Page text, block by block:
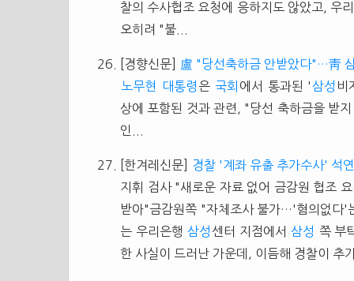
찰의 수사협조 요청에 응하지도 않았고, 우
오히려 "불...
[경향신문]
盧 "당선축하금 안받았다"…靑
노무현
대통령 은 국회 에서 통과된 '삼성 비
상에 포함된 것과 관련, "당선 축하금을 받
인...
[한겨레신문]
경찰 '계좌 유출 추가수사' 석
지휘 검사 "새로운 자료 없어 금감원 협조
받아"금감원쪽 "자체조사 불가…'혐의없
는 우리은행 삼성 센터 지점에서 삼성 쪽 부
한 사실이 드러난 가운데, 이듬해 경찰이 추